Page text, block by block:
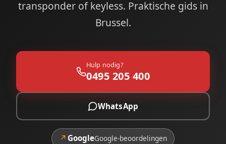
transponder of keyless. Praktische gids in
Brussel.
Hulp nodig?
0495 205 400
WhatsApp
↗ GoogleGoogle-beoordelingen